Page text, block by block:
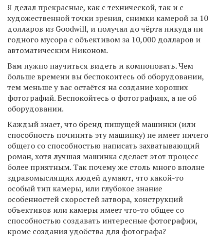
Я делал прекрасные, как с технической, так и с
художественной точки зрения, снимки камерой за 10
долларов из Goodwill, и получал до чёрта никуда ни
годного мусора с объективом за 10,000 долларов и
автоматическим Никоном.
Вам нужно научиться видеть и компоновать. Чем
больше времени вы беспокоитесь об оборудовании,
тем меньше у вас остаётся на создание хороших
фотографий. Беспокойтесь о фотографиях, а не об
оборудовании.
Каждый знает, что бренд пишущей машинки (или
способность починить эту машинку) не имеет ничего
общего со способностью написать захватывающий
роман, хотя лучшая машинка сделает этот процесс
более приятным. Так почему же столь много вполне
здравомыслящих людей думают, что какой-то
особый тип камеры, или глубокое знание
особенностей скоростей затвора, конструкций
объективов или камеры имеет что-то общее со
способностью создавать интересные фотографии,
кроме создания удобства для фотографа?